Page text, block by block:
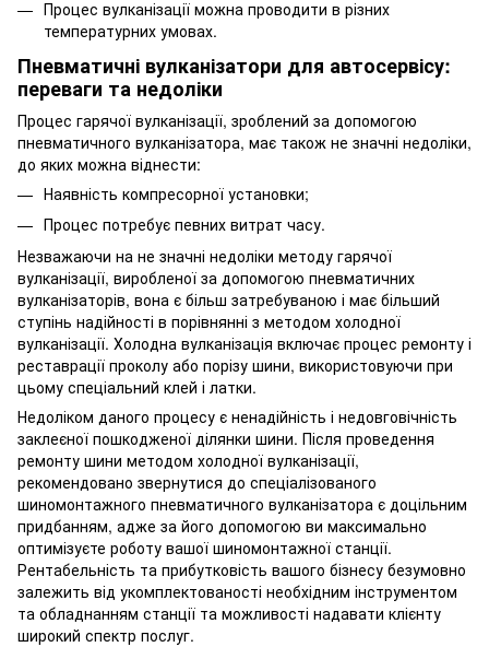
Процес вулканізації можна проводити в різних
температурних умовах.
Пневматичні вулканізатори для автосервісу:
переваги та недоліки
Процес гарячої вулканізації, зроблений за допомогою
пневматичного вулканізатора, має також не значні недоліки,
до яких можна віднести:
Наявність компресорної установки;
Процес потребує певних витрат часу.
Незважаючи на не значні недоліки методу гарячої
вулканізації, виробленої за допомогою пневматичних
вулканізаторів, вона є більш затребуваною і має більший
ступінь надійності в порівнянні з методом холодної
вулканізації. Холодна вулканізація включає процес ремонту і
реставрації проколу або порізу шини, використовуючи при
цьому спеціальний клей і латки.
Недоліком даного процесу є ненадійність і недовговічність
заклеєної пошкодженої ділянки шини. Після проведення
ремонту шини методом холодної вулканізації,
рекомендовано звернутися до спеціалізованого
шиномонтажного пневматичного вулканізатора є доцільним
придбанням, адже за його допомогою ви максимально
оптимізуєте роботу вашої шиномонтажної станції.
Рентабельність та прибутковість вашого бізнесу безумовно
залежить від укомплектованості необхідним інструментом
та обладнанням станції та можливості надавати клієнту
широкий спектр послуг.